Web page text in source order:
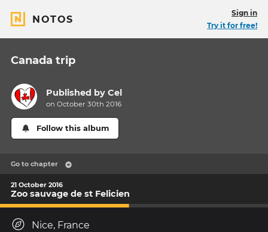
NOTOS
Sign in
Try it for free!
Canada trip
Published byCel
on October 30th 2016
Follow this album
Go to chapter
21 October 2016
Zoo sauvage de st Felicien
Nice, France